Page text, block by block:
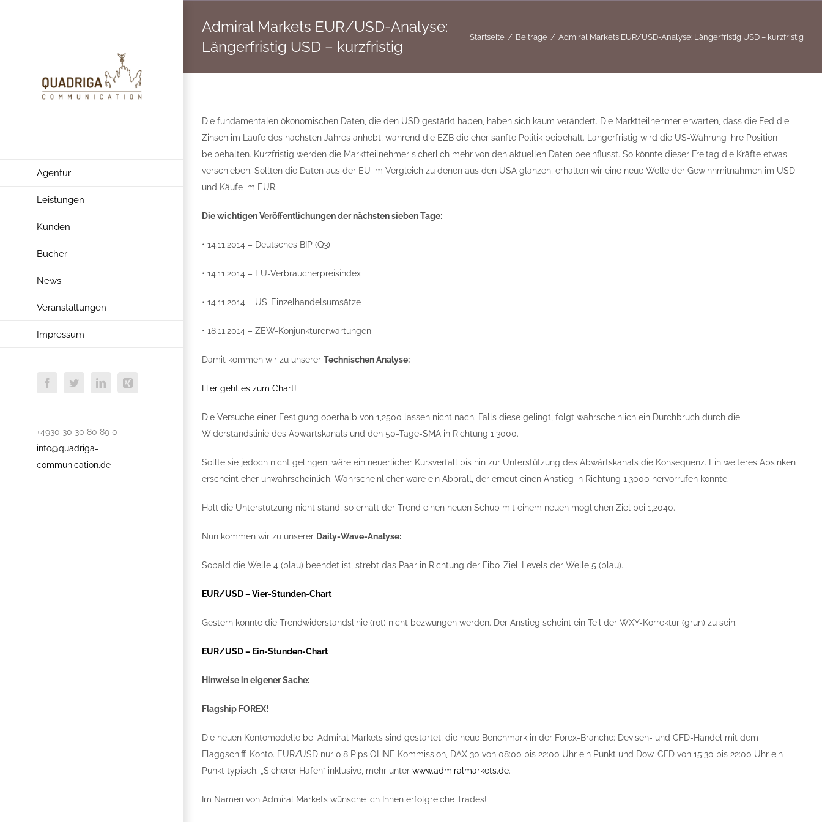
Agentur
Leistungen
Kunden
Bücher
News
Veranstaltungen
Impressum
FacebookTwitterLinkedInXing
+4930 30 30 80 89 0
info@quadriga-
communication.de
Admiral Markets EUR/USD-Analyse:
Längerfristig USD – kurzfristig
Startseite Beiträge Admiral Markets EUR/USD-Analyse: Längerfristig USD – kurzfristig
Die fundamentalen ökonomischen Daten, die den USD gestärkt haben, haben sich kaum verändert. Die Marktteilnehmer erwarten, dass die Fed die
Zinsen im Laufe des nächsten Jahres anhebt, während die EZB die eher sanfte Politik beibehält. Längerfristig wird die US-Währung ihre Position
beibehalten. Kurzfristig werden die Marktteilnehmer sicherlich mehr von den aktuellen Daten beeinflusst. So könnte dieser Freitag die Kräfte etwas
verschieben. Sollten die Daten aus der EU im Vergleich zu denen aus den USA glänzen, erhalten wir eine neue Welle der Gewinnmitnahmen im USD
und Käufe im EUR.
Die wichtigen Veröffentlichungen der nächsten sieben Tage:
• 14.11.2014 – Deutsches BIP (Q3)
• 14.11.2014 – EU-Verbraucherpreisindex
• 14.11.2014 – US-Einzelhandelsumsätze
• 18.11.2014 – ZEW-Konjunkturerwartungen
Damit kommen wir zu unserer Technischen Analyse:
Hier geht es zum Chart!
Die Versuche einer Festigung oberhalb von 1,2500 lassen nicht nach. Falls diese gelingt, folgt wahrscheinlich ein Durchbruch durch die
Widerstandslinie des Abwärtskanals und den 50-Tage-SMA in Richtung 1,3000.
Sollte sie jedoch nicht gelingen, wäre ein neuerlicher Kursverfall bis hin zur Unterstützung des Abwärtskanals die Konsequenz. Ein weiteres Absinken
erscheint eher unwahrscheinlich. Wahrscheinlicher wäre ein Abprall, der erneut einen Anstieg in Richtung 1,3000 hervorrufen könnte.
Hält die Unterstützung nicht stand, so erhält der Trend einen neuen Schub mit einem neuen möglichen Ziel bei 1,2040.
Nun kommen wir zu unserer Daily-Wave-Analyse:
Sobald die Welle 4 (blau) beendet ist, strebt das Paar in Richtung der Fibo-Ziel-Levels der Welle 5 (blau).
EUR/USD – Vier-Stunden-Chart
Gestern konnte die Trendwiderstandslinie (rot) nicht bezwungen werden. Der Anstieg scheint ein Teil der WXY-Korrektur (grün) zu sein.
EUR/USD – Ein-Stunden-Chart
Hinweise in eigener Sache:
Flagship FOREX!
Die neuen Kontomodelle bei Admiral Markets sind gestartet, die neue Benchmark in der Forex-Branche: Devisen- und CFD-Handel mit dem
Flaggschiff-Konto. EUR/USD nur 0,8 Pips OHNE Kommission, DAX 30 von 08:00 bis 22:00 Uhr ein Punkt und Dow-CFD von 15:30 bis 22:00 Uhr ein
Punkt typisch. „Sicherer Hafen“ inklusive, mehr unter www.admiralmarkets.de.
Im Namen von Admiral Markets wünsche ich Ihnen erfolgreiche Trades!